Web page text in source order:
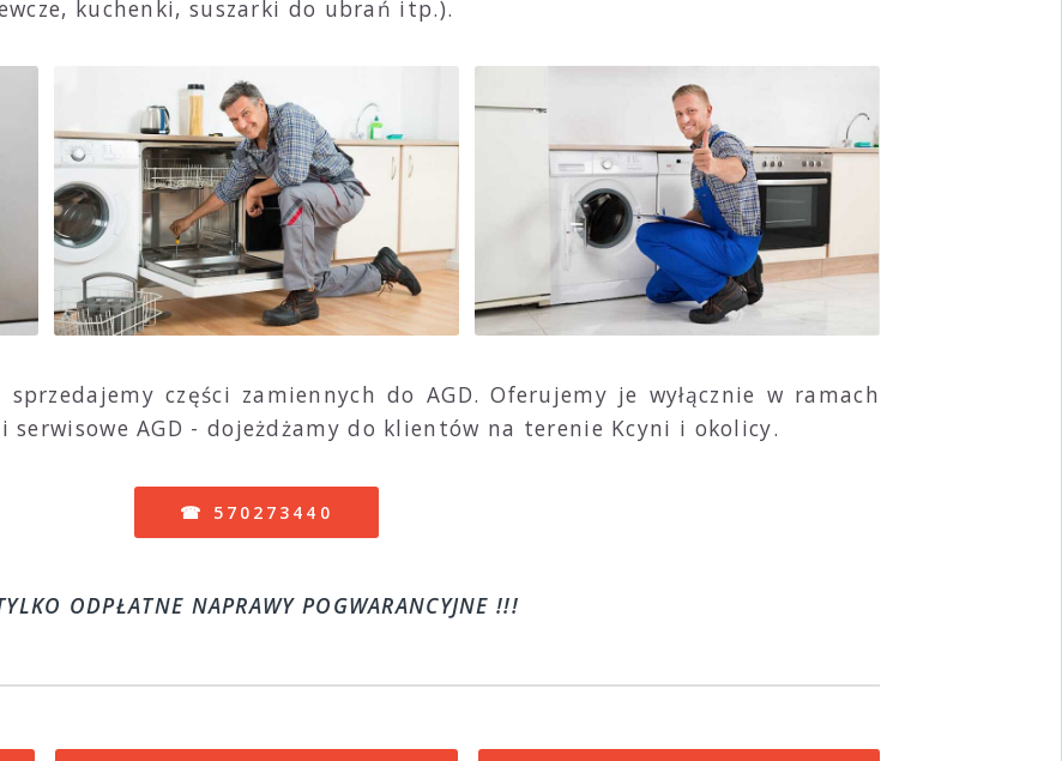
kuchenki, suszarki do ubrań itp.).
części zamiennych do AGD. Oferujemy je wyłącznie w ramach
serwisowe AGD - dojeżdżamy do klientów na terenie Kcyni i okolicy.
☎ 570273440
ODPŁATNE NAPRAWY POGWARANCYJNE !!!